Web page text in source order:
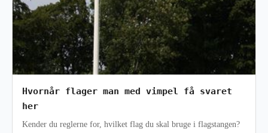
Hvornår flager man med vimpel få svaret
her
Kender du reglerne for, hvilket flag du skal bruge i flagstangen?